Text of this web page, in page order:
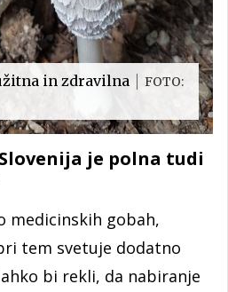
in zdravilna
FOTO:
je polna tudi
medicinskih gobah,
tem svetuje dodatno
bi rekli, da nabiranje